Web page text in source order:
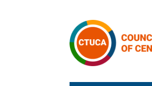
содержимому